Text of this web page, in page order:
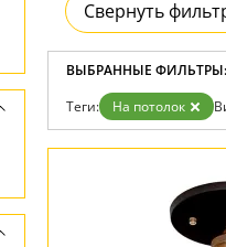
Прованс
Современный
Хай тек
Свернуть
ВЫБРАННЫЕ ФИЛЬТРЫ:
Теги:
На потолок